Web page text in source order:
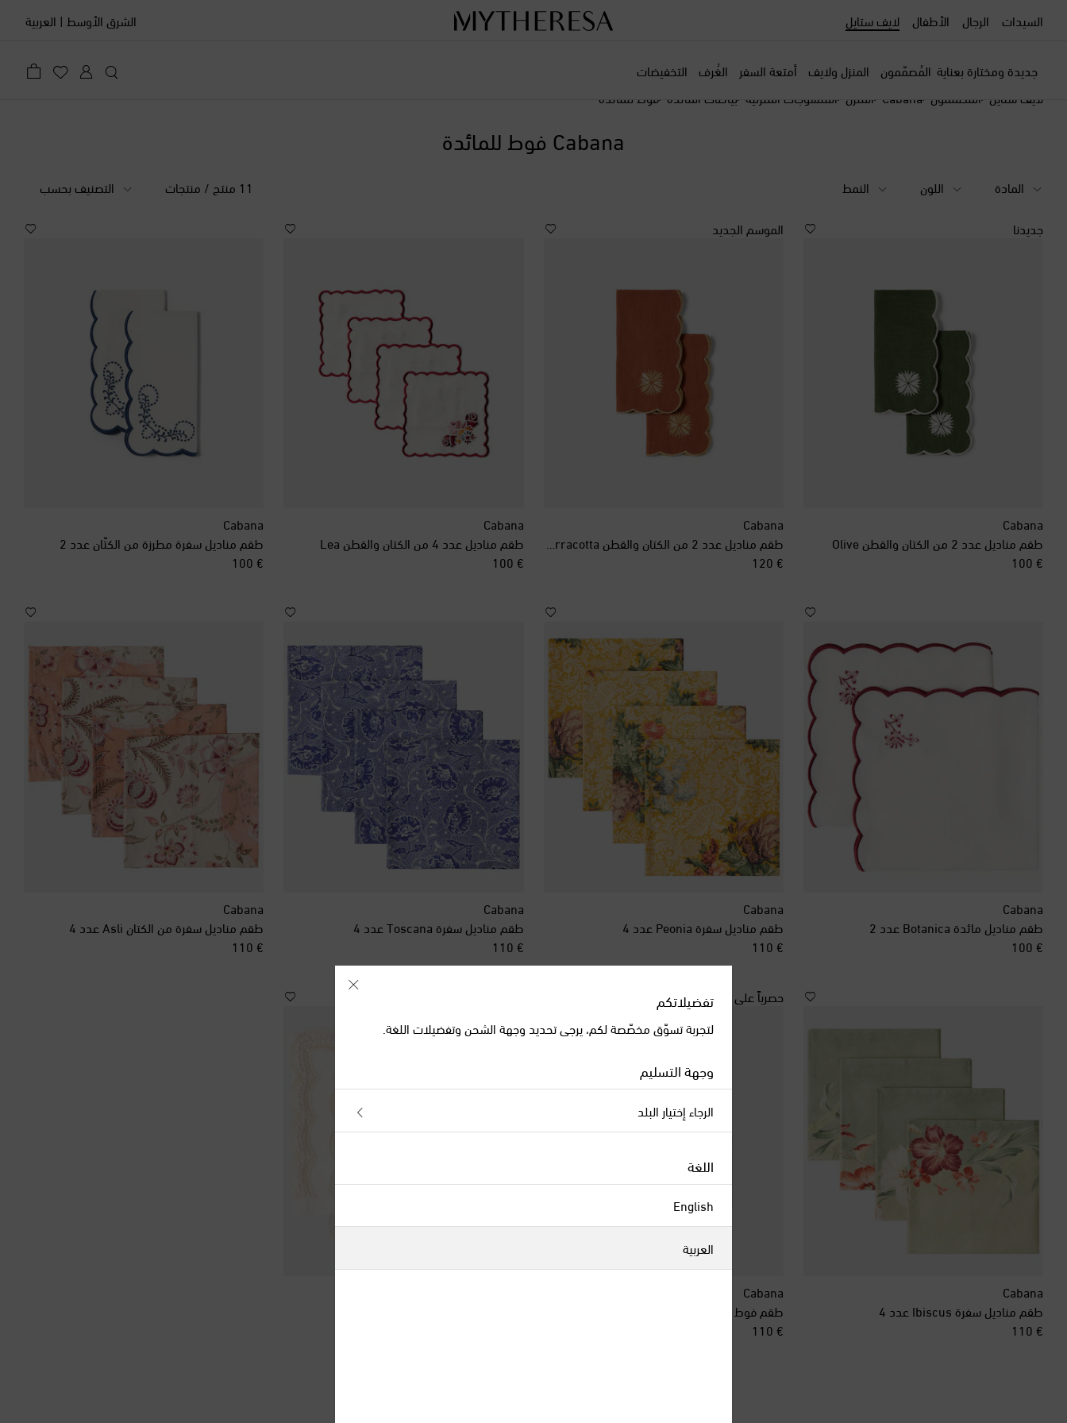
السيدات الرجال الأطفال لايف ستايل الشرق الأوسط | العربية
جديدة ومختارة بعناية المُصمّمون المنزل ولايف أمتعة السفر الغُرف التخفيضات
لايف ستايل المصممون Cabana المنزل المنسوجات المنزلية بياضات المائدة فوط للمائدة
Cabana فوط للمائدة
المادة اللون النمط 11 منتج / منتجات
التصنيف بحسب
جديدنا
Cabana
طقم مناديل عدد 2 من الكتان والقطن Olive
€ 100
original price
الموسم الجديد
Cabana
طقم مناديل عدد 2 من الكتان والقطن Terracotta
€ 120
original price
Cabana
طقم مناديل عدد 4 من الكتان والقطن Lea
€ 100
original price
Cabana
طقم مناديل سفرة مطرزة من الكتّان عدد 2
€ 100
original price
Cabana
طقم مناديل مائدة Botanica عدد 2
€ 100
original price
Cabana
طقم مناديل سفرة Peonia عدد 4
€ 110
original price
Cabana
طقم مناديل سفرة Toscana عدد 4
€ 110
original price
Cabana
طقم مناديل سفرة من الكتان Asli عدد 4
€ 110
original price
Cabana
طقم مناديل سفرة Ibiscus عدد 4
€ 110
original price
حصرياً على
Cabana
€ 110
original price
تفضيلاتكم
لتجربة تسوّق مخصّصة لكم، يرجى تحديد وجهة الشحن وتفضيلات اللغة.
وجهة التسليم
الرجاء إختيار البلد
اللغة
English
العربية